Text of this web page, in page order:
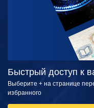
Быстрый доступ к
Выберите + на странице
избранного